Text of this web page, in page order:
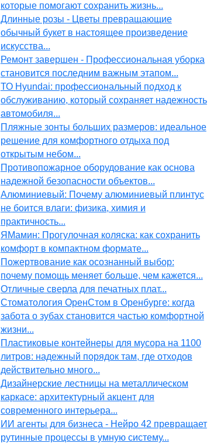
которые помогают сохранить жизнь...
Длинные розы - Цветы превращающие
обычный букет в настоящее произведение
искусства...
Ремонт завершен - Профессиональная уборка
становится последним важным этапом...
ТО Hyundai: профессиональный подход к
обслуживанию, который сохраняет надежность
автомобиля...
Пляжные зонты больших размеров: идеальное
решение для комфортного отдыха под
открытым небом...
Противопожарное оборудование как основа
надежной безопасности объектов...
Алюминиевый: Почему алюминиевый плинтус
не боится влаги: физика, химия и
практичность...
ЯМамин: Прогулочная коляска: как сохранить
комфорт в компактном формате...
Пожертвование как осознанный выбор:
почему помощь меняет больше, чем кажется...
Отличные сверла для печатных плат...
Стоматология ОренСтом в Оренбурге: когда
забота о зубах становится частью комфортной
жизни...
Пластиковые контейнеры для мусора на 1100
литров: надежный порядок там, где отходов
действительно много...
Дизайнерские лестницы на металлическом
каркасе: архитектурный акцент для
современного интерьера...
ИИ агенты для бизнеса - Нейро 42 превращает
рутинные процессы в умную систему...